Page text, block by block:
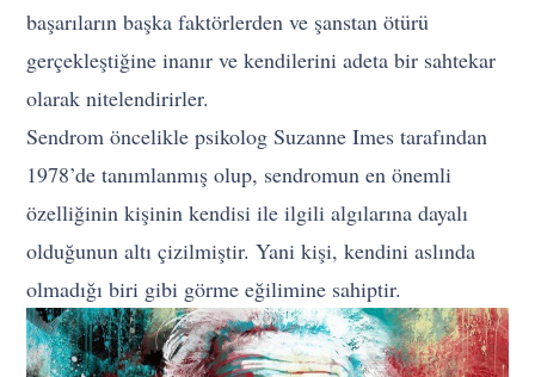
başarıların başka faktörlerden ve şanstan ötürü
gerçekleştiğine inanır ve kendilerini adeta bir sahtekar
olarak nitelendirirler.
Sendrom öncelikle psikolog Suzanne Imes tarafından
1978’de tanımlanmış olup, sendromun en önemli
özelliğinin kişinin kendisi ile ilgili algılarına dayalı
olduğunun altı çizilmiştir. Yani kişi, kendini aslında
olmadığı biri gibi görme eğilimine sahiptir.